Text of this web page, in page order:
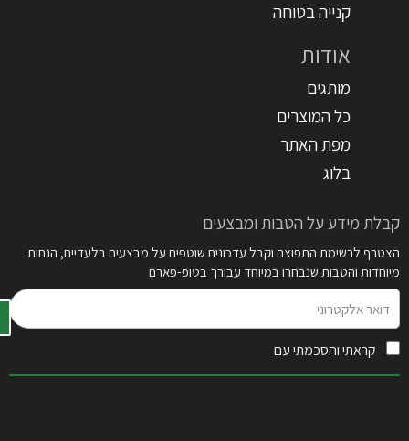
קנייה בטוחה
אודות
מותגים
כל המוצרים
מפת האתר
בלוג
קבלת מידע על הטבות ומבצעים
הצטרף לרשימת התפוצה וקבל עדכונים שוטפים על מבצעים בלעדיים, הנחות
מיוחדות והטבות שנבחרו במיוחד עבורך בטופ-פארם
אלקטרוני
קראתי והסכמתי עם